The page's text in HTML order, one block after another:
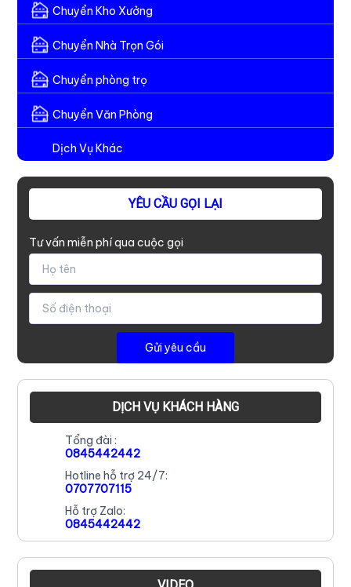
Chuyển Kho Xưởng
Chuyển Nhà Trọn Gói
Chuyển phòng trọ
Chuyển Văn Phòng
Dịch Vụ Khác
YÊU CẦU GỌI LẠI
Tư vấn miễn phí qua cuộc gọi
DỊCH VỤ KHÁCH HÀNG
Tổng đài :
0845442442
Hotline hỗ trợ 24/7:
0707707115
Hỗ trợ Zalo:
0845442442